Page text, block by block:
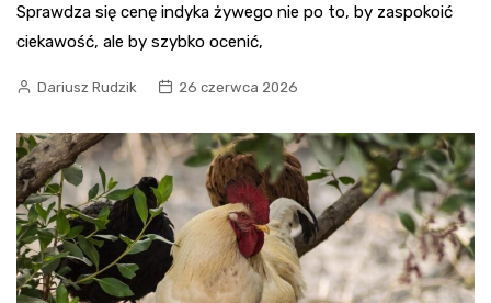
Sprawdza się cenę indyka żywego nie po to, by zaspokoić
ciekawość, ale by szybko ocenić,
Dariusz Rudzik 26 czerwca 2026